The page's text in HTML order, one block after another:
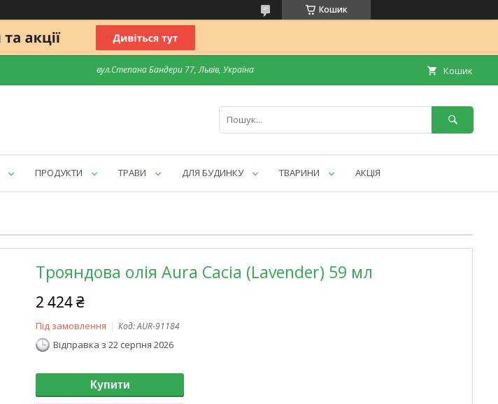
Кошик
вул.Степана Бандери 77, Львів, Україна Кошик
ПРОДУКТИ ТРАВИ ДЛЯ БУДИНКУ ТВАРИНИ АКЦІЯ
Трояндова олія Aura Cacia (Lavender) 59 мл
2 424 ₴
Під замовлення Код:AUR-91184
Відправка з 22 серпня 2026
Купити